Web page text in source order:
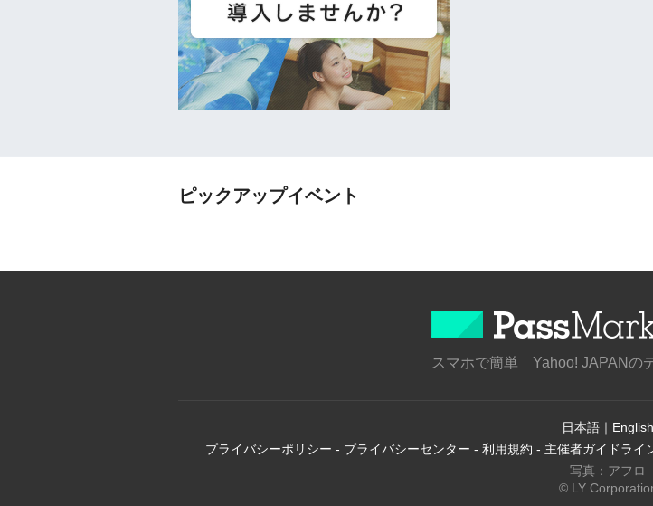
ピックアップイベント
スマホで簡単 Yahoo! JAPANの
日本語 ｜ English
プライバシーポリシー - プライバシーセンター - 利用規約 - 主催者ガイドライ
写真：アフロ
© LY